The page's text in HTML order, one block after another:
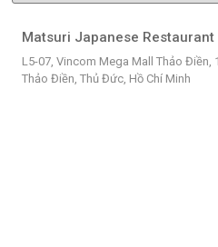
Matsuri Japanese Restaurant
L5-07, Vincom Mega Mall Thảo Điền,
Thảo Điền, Thủ Đức, Hồ Chí Minh